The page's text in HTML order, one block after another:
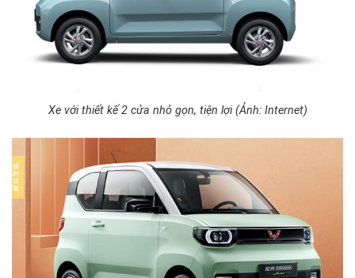
Xe với thiết kế 2 cửa nhỏ gọn, tiện lợi (Ảnh: Internet)